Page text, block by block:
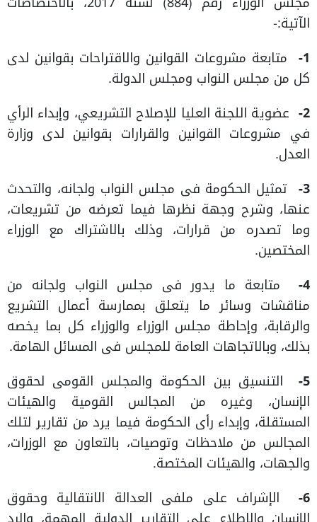
الآتية:-
1-
متابعة مشروعات القوانين والاقتراحات بقوانين لدى
كل من مجلس النواب ومجلس الدولة.
2- عضوية اللجنة العليا للإصلاح التشريعي، وإبداء الرأي
في مشروعات القوانين والقرارات بقوانين لدى وزارة
العدل.
3-
تمثيل الحكومة فى مجلس النواب ولجانه، والتحدث
عنها، وشرح وجهة نظرها فيما تعرضه من تشريعات،
وما تصدره من قرارات، وذلك بالاشتراك مع الوزراء
المختصين.
4-
متابعة ما يدور فى مجلس النواب ولجانه من
مناقشات وسائر ما يتعلق بممارسة أعمال التشريع
والرقابة، وإحاطة مجلس الوزراء والوزراء كل بما يخصه
بذلك، وبالاتجاهات العامة للمجلس فى المسائل الهامة.
5-
التنسيق بين الحكومة والمجلس القومى لحقوق
الإنسان، وغيره من المجالس القومية والهيئات
المستقلة، وإبداء رأى الحكومة فيما يرد من تقارير لتلك
المجالس من ملاحظات وتوصيات، بالتعاون مع الوزرات،
والجهات، والهيئات المختصة.
6-
الإشراف على ملفى العدالة الانتقالية وحقوق